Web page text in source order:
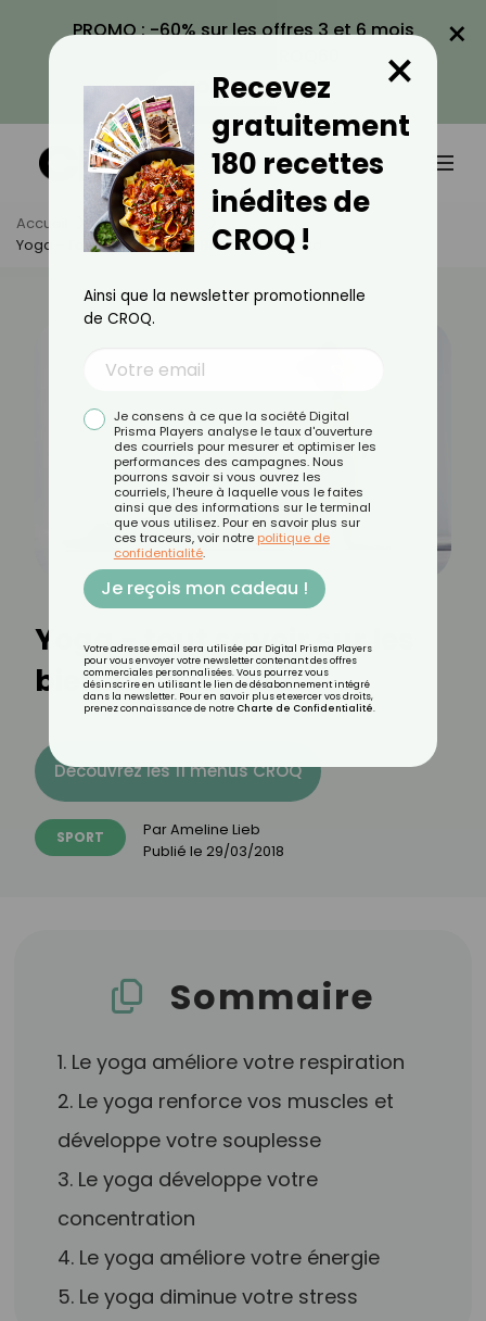
PROMO : -60% sur les offres 3 et 6 mois
VOIR LA PROMO
×
Accueil Actus
Sport
Yoga - Tout Savoir Sur Les Bienfaits Du Yoga
Yoga - tout savoir sur les
bienfaits du yoga
Découvrez les 11 menus CROQ
SPORT ParAmeline Lieb
Publié le 29/03/2018
Sommaire
1. Le yoga améliore votre respiration
2. Le yoga renforce vos muscles et
développe votre souplesse
3. Le yoga développe votre
concentration
4. Le yoga améliore votre énergie
5. Le yoga diminue votre stress
Recevez
gratuitement
180 recettes
inédites de
CROQ !
×
Ainsi que la newsletter promotionnelle
de CROQ.
Je consens à ce que la société Digital
Prisma Players analyse le taux d'ouverture
des courriels pour mesurer et optimiser les
performances des campagnes. Nous
pourrons savoir si vous ouvrez les
courriels, l'heure à laquelle vous le faites
ainsi que des informations sur le terminal
que vous utilisez. Pour en savoir plus sur
ces traceurs, voir notre politique de
confidentialité.
Je reçois mon cadeau !
Votre adresse email sera utilisée par Digital Prisma Players
pour vous envoyer votre newsletter contenant des offres
commerciales personnalisées. Vous pourrez vous
désinscrire en utilisant le lien de désabonnement intégré
dans la newsletter. Pour en savoir plus et exercer vos droits,
prenez connaissance de notre Charte de Confidentialité.